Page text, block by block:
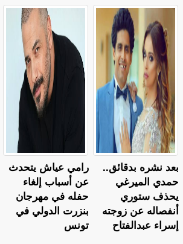
رامي عياش يتحدث
عن أسباب إلغاء
حفله في مهرجان
بنزرت الدولي في
تونس
بعد نشره بدقائق..
حمدي الميرغي
يحذف ستوري
أنفصاله عن زوجته
إسراء عبدالفتاح